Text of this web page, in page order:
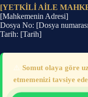
[YETKİLİ AİLE
[Mahkemenin Adresi]
Dosya No: [Dosya
Tarih: [Tarih]
Somut olaya göre
etmemenizi tavsiye